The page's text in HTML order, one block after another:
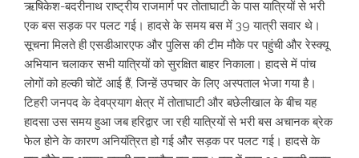
ऋषिकेश-बदरीनाथ राष्ट्रीय राजमार्ग पर तोताघाटी के पास यात्रियों से भरी
एक बस सड़क पर पलट गई। हादसे के समय बस में 39 यात्री सवार थे।
सूचना मिलते ही एसडीआरएफ और पुलिस की टीम मौके पर पहुंची और रेस्क्यू
अभियान चलाकर सभी यात्रियों को सुरक्षित बाहर निकाला। हादसे में पांच
लोगों को हल्की चोटें आई हैं, जिन्हें उपचार के लिए अस्पताल भेजा गया है।
टिहरी जनपद के देवप्रयाग क्षेत्र में तोताघाटी और बछेलीखाल के बीच यह
हादसा उस समय हुआ जब हरिद्वार जा रही यात्रियों से भरी बस अचानक ब्रेक
फेल होने के कारण अनियंत्रित हो गई और सड़क पर पलट गई। हादसे के